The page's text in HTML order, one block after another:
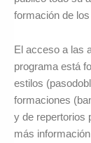
formación de
El acceso a las
programa está
estilos
formaciones
y de repertorios
más